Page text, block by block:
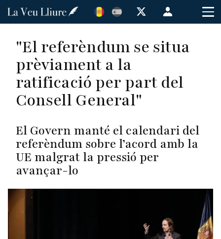
Vés
Menú
de
cuenta
de
"El referèndum se situa
prèviament a la
ratificació per part del
Consell General"
El Govern manté el calendari del
referèndum sobre l’acord amb la
UE malgrat la pressió per
avançar-lo